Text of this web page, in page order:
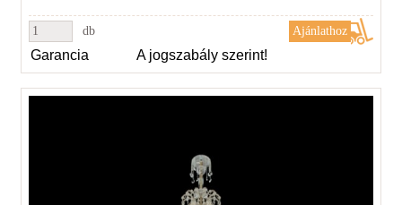
db
Garancia A jogszabály szerint!